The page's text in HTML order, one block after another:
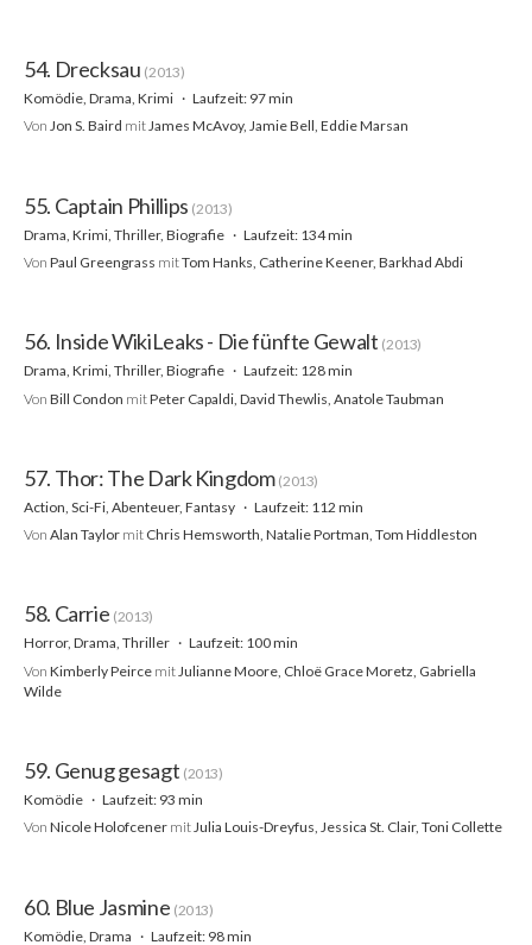
54. Drecksau (2013)
Komödie, Drama, Krimi
Laufzeit: 97 min
Von Jon S. Baird mitJames McAvoy, Jamie Bell, Eddie Marsan
55. Captain Phillips (2013)
Drama, Krimi, Thriller, Biografie
Laufzeit: 134 min
Von Paul Greengrass mitTom Hanks, Catherine Keener, Barkhad Abdi
56. Inside WikiLeaks - Die fünfte Gewalt (2013)
Drama, Krimi, Thriller, Biografie
Laufzeit: 128 min
Von Bill Condon mitPeter Capaldi, David Thewlis, Anatole Taubman
57. Thor: The Dark Kingdom (2013)
Action, Sci-Fi, Abenteuer, Fantasy
Laufzeit: 112 min
Von Alan Taylor mit Chris Hemsworth, Natalie Portman, Tom Hiddleston
58. Carrie (2013)
Horror, Drama, Thriller
Laufzeit: 100 min
Von Kimberly Peirce mit Julianne Moore, Chloë Grace Moretz, Gabriella
Wilde
59. Genug gesagt (2013)
Komödie
Laufzeit: 93 min
Von Nicole Holofcener mitJulia Louis-Dreyfus, Jessica St. Clair, Toni Collette
60. Blue Jasmine (2013)
Komödie, Drama
Laufzeit: 98 min